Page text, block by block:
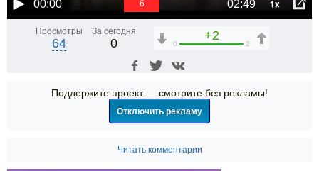
00:00 02:49 1x
6
Просмотры
64
За сегодня
0
+2
0 2
Поддержите проект — смотрите без рекламы!
Отключить рекламу
Читать комментарии